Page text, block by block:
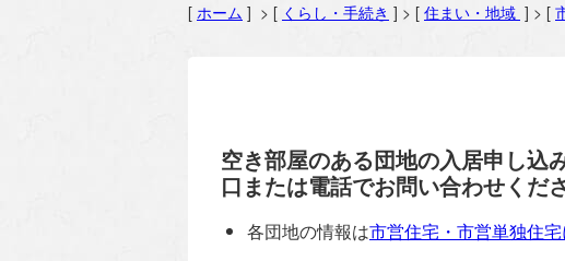
[ ホーム ] > [ くらし・手続き ] > [ 住まい・地域 ] > [
空き部屋のある団地の入居申し込
口または電話でお問い合わせくだ
各団地の情報は市営住宅・市営単独住宅